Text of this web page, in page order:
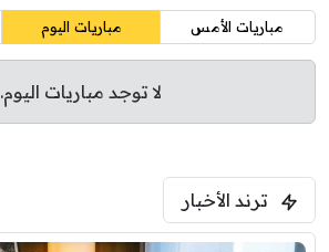
مباريات الأمس مباريات اليوم
لا توجد مباريات اليوم.
ترند الأخبار